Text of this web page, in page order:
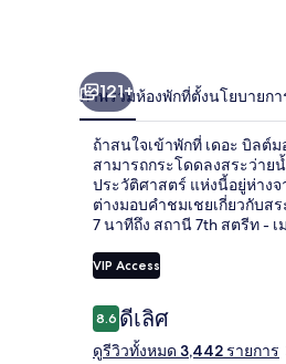
121+
ภาพรวมห้องพักที่ตั้งนโยบายกา
ถ้าสนใจเข้าพักที่ เดอะ บิลต์
สามารถกระโดดลงสระว่าย
ประวัติศาสตร์ แห่งนี้อยู่ห่างจ
ต่างมอบคำชมเชยเกี่ยวกับส
7 นาทีถึง สถานี 7th สตรีท - เ
VIP Access
รีวิว
8.68.6 จาก 10
ดีเลิศ
ดูรีวิวทั้งหมด 3,442 รายการ